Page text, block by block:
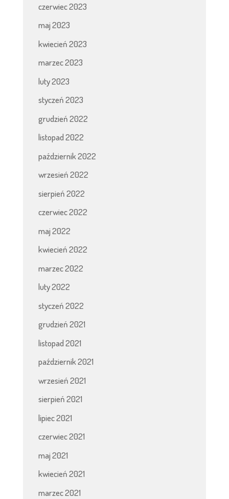
czerwiec 2023
maj 2023
kwiecień 2023
marzec 2023
luty 2023
styczeń 2023
grudzień 2022
listopad 2022
październik 2022
wrzesień 2022
sierpień 2022
czerwiec 2022
maj 2022
kwiecień 2022
marzec 2022
luty 2022
styczeń 2022
grudzień 2021
listopad 2021
październik 2021
wrzesień 2021
sierpień 2021
lipiec 2021
czerwiec 2021
maj 2021
kwiecień 2021
marzec 2021